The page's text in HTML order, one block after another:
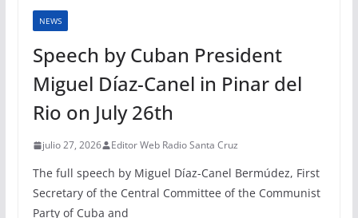
NEWS
Speech by Cuban President
Miguel Díaz-Canel in Pinar del
Rio on July 26th
julio 27, 2026 Editor Web Radio Santa Cruz
The full speech by Miguel Díaz-Canel Bermúdez, First
Secretary of the Central Committee of the Communist
Party of Cuba and